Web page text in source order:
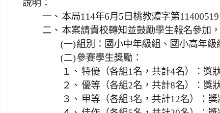
說明：
一、 本局114年6月5日桃教體字第
二、 本案請貴校轉知並鼓勵學生報名參加
(一)組別：國小中年級組、國小高年
(二)參賽學生獎勵：
１、 特優（各組1名，共計4名）：獎
２、 優等（各組2名，共計8名）：獎
３、 甲等（各組3名，共計12名）：